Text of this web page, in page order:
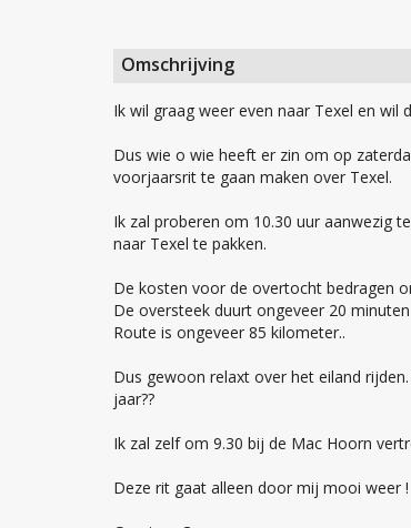
Omschrijving
Ik wil graag weer even naar Texel en wil
Dus wie o wie heeft er zin om op
voorjaarsrit te gaan maken over Texel.
Ik zal proberen om 10.30 uur aanwezig
naar Texel te pakken.
De kosten voor de overtocht bedragen
De oversteek duurt ongeveer 20 minuten
Route is ongeveer 85 kilometer..
Dus gewoon relaxt over het eiland
jaar??
Ik zal zelf om 9.30 bij de Mac Hoorn
Deze rit gaat alleen door mij mooi weer !